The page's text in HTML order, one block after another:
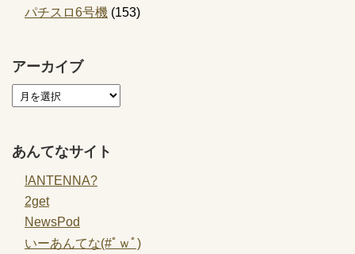
パチスロ6号機 (153)
アーカイブ
あんてなサイト
!ANTENNA?
2get
NewsPod
いーあんてな(#ﾟｗﾟ)